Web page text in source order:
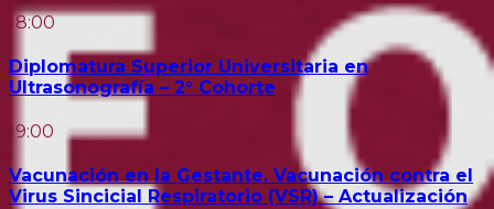
18:00
Diplomatura Superior Universitaria en
Ultrasonografía – 2° Cohorte
19:00
Vacunación en la Gestante. Vacunación contra el
Virus Sincicial Respiratorio (VSR) – Actualización